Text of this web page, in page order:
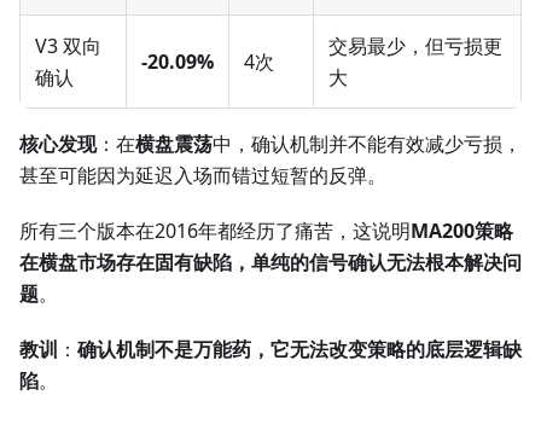
V3 双向
确认
-20.09% 4次
交易最少，但亏损更
大
核心发现：在横盘震荡中，确认机制并不能有效减少亏损，
甚至可能因为延迟入场而错过短暂的反弹。
所有三个版本在2016年都经历了痛苦，这说明MA200策略
在横盘市场存在固有缺陷，单纯的信号确认无法根本解决问
题。
教训 ： 确认机制不是万能药，它无法改变策略的底层逻辑缺
陷。